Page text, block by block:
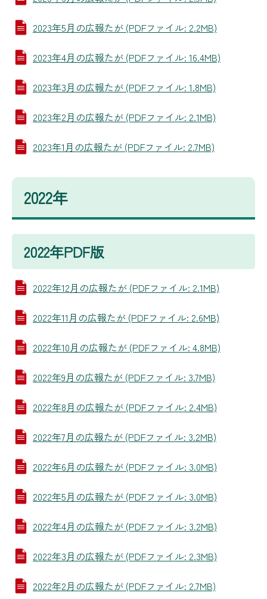
2023年5月の広報たが (PDFファイル: 2.2MB)
2023年4月の広報たが (PDFファイル: 16.4MB)
2023年3月の広報たが (PDFファイル: 1.8MB)
2023年2月の広報たが (PDFファイル: 2.1MB)
2023年1月の広報たが (PDFファイル: 2.7MB)
2022年
2022年PDF版
2022年12月の広報たが (PDFファイル: 2.1MB)
2022年11月の広報たが (PDFファイル: 2.6MB)
2022年10月の広報たが (PDFファイル: 4.8MB)
2022年9月の広報たが (PDFファイル: 3.7MB)
2022年8月の広報たが (PDFファイル: 2.4MB)
2022年7月の広報たが (PDFファイル: 3.2MB)
2022年6月の広報たが (PDFファイル: 3.0MB)
2022年5月の広報たが (PDFファイル: 3.0MB)
2022年4月の広報たが (PDFファイル: 3.2MB)
2022年3月の広報たが (PDFファイル: 2.3MB)
2022年2月の広報たが (PDFファイル: 2.7MB)